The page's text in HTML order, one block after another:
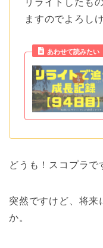
リライトしたも
ますのでよろし
あわせて読みたい
どうも！スコプラで
突然ですけど、将来
か。